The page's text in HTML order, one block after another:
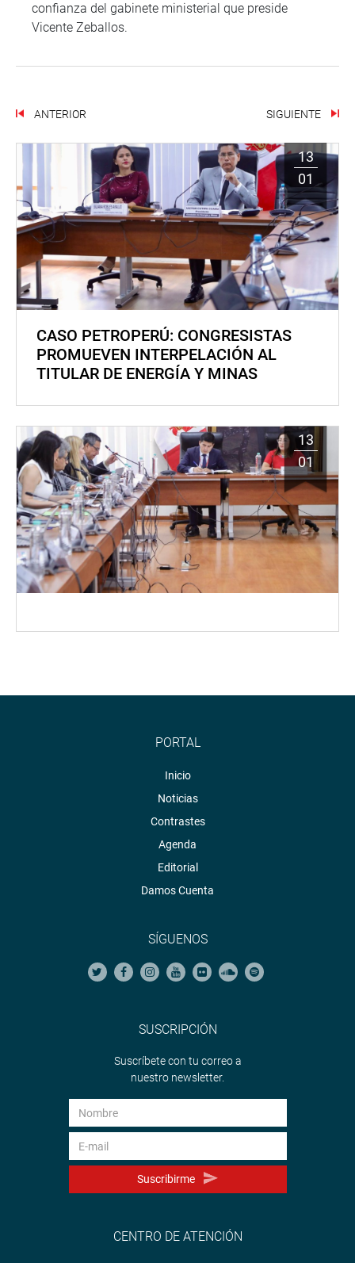
confianza del gabinete ministerial que preside
Vicente Zeballos.
ANTERIOR SIGUIENTE
13
01
CASO PETROPERÚ: CONGRESISTAS
PROMUEVEN INTERPELACIÓN AL
TITULAR DE ENERGÍA Y MINAS
13
01
PORTAL
Inicio
Noticias
Contrastes
Agenda
Editorial
Damos Cuenta
SÍGUENOS
SUSCRIPCIÓN
Suscríbete con tu correo a
nuestro newsletter.
Suscribirme
CENTRO DE ATENCIÓN